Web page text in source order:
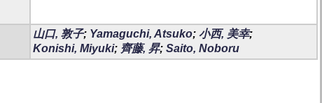
山口, 敦子; Yamaguchi, Atsuko; 小西, 美幸;
Konishi, Miyuki; 齊藤, 昇; Saito, Noboru